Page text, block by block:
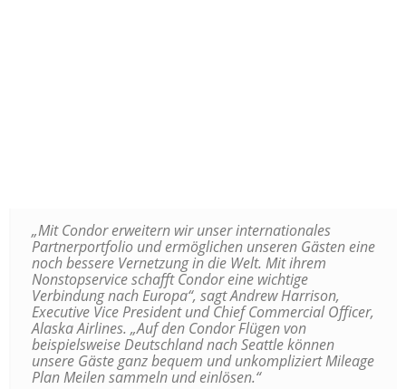
„Mit Condor erweitern wir unser internationales
Partnerportfolio und ermöglichen unseren Gästen eine
noch bessere Vernetzung in die Welt. Mit ihrem
Nonstopservice schafft Condor eine wichtige
Verbindung nach Europa“, sagt Andrew Harrison,
Executive Vice President und Chief Commercial Officer,
Alaska Airlines. „Auf den Condor Flügen von
beispielsweise Deutschland nach Seattle können
unsere Gäste ganz bequem und unkompliziert Mileage
Plan Meilen sammeln und einlösen.“